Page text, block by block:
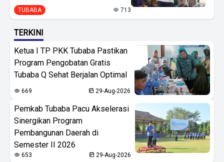
TUBABA 713
TERKINI
Ketua I TP PKK Tubaba Pastikan
Program Pengobatan Gratis
Tubaba Q Sehat Berjalan Optimal
669 29-Aug-2026
Pemkab Tubaba Pacu Akselerasi
Sinergikan Program
Pembangunan Daerah di
Semester II 2026
653 29-Aug-2026